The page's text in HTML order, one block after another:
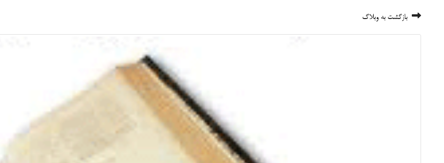
بازگشت به وبلاگ